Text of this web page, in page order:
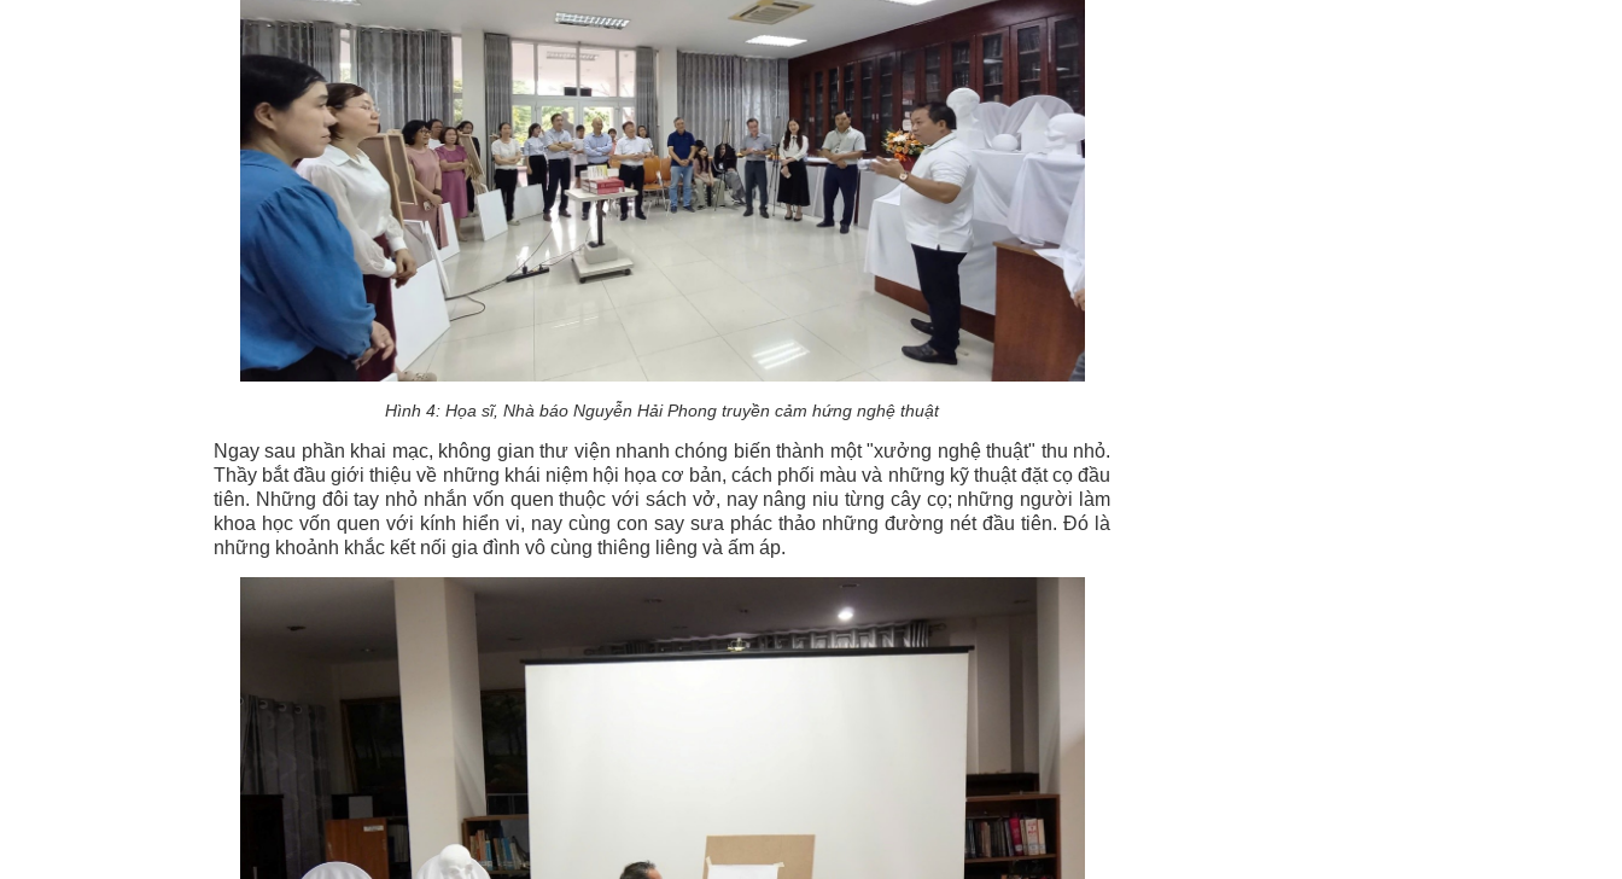
Hình 4: Họa sĩ, Nhà báo Nguyễn Hải Phong truyền cảm hứng nghệ thuật
Ngay sau phần khai mạc, không gian thư viện nhanh chóng biến thành một "xưởng nghệ thuật" thu nhỏ.
Thầy bắt đầu giới thiệu về những khái niệm hội họa cơ bản, cách phối màu và những kỹ thuật đặt cọ đầu
tiên. Những đôi tay nhỏ nhắn vốn quen thuộc với sách vở, nay nâng niu từng cây cọ; những người làm
khoa học vốn quen với kính hiển vi, nay cùng con say sưa phác thảo những đường nét đầu tiên. Đó là
những khoảnh khắc kết nối gia đình vô cùng thiêng liêng và ấm áp.